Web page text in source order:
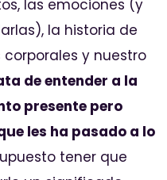
las emociones (y
la historia de
y nuestro
de entender a la
presente pero
les ha pasado a lo
tener que